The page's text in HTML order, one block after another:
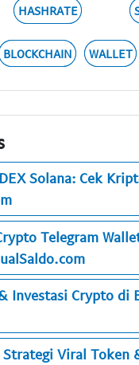
HASHRATE
BLOCKCHAIN WALLET
Solana: Cek
Telegram
Investasi Crypto di
Strategi Viral Token